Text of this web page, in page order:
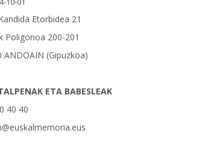
10-01
Etorbidea 21
Poligonoa 200-201
ANDOAIN (Gipuzkoa)
ETA BABESLEAK
40 40